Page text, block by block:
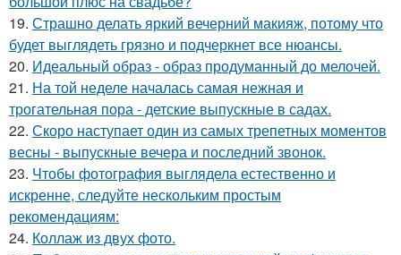
19. Страшно делать яркий вечерний макияж, потому что
будет выглядеть грязно и подчеркнет все нюансы.
20. Идеальный образ - образ продуманный до мелочей.
21. На той неделе началась самая нежная и
трогательная пора - детские выпускные в садах.
22. Скоро наступает один из самых трепетных моментов
весны - выпускные вечера и последний звонок.
23. Чтобы фотография выглядела естественно и
искренне, следуйте нескольким простым
рекомендациям:
24. Коллаж из двух фото.